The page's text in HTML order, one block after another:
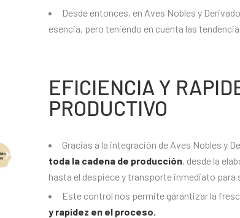
Desde entonces, en Aves Nobles y
esencia, pero teniendo en cuenta las
EFICIENCIA Y
PRODUCTIVO
Gracias a la integración de Aves Nobles y
toda la cadena de producción, desde la
hasta el despiece y transporte inmediato
Este control nos permite garantizar la
y rapidez en el proceso.